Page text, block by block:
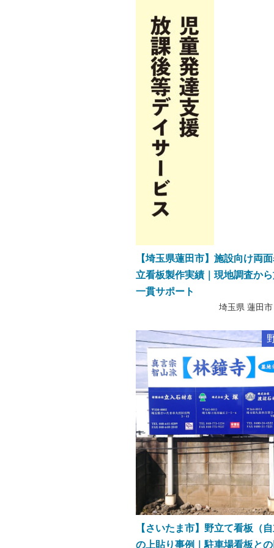
【埼玉県蓮田市】施設向け両
立看板製作実績｜現地調査か
一貫サポート
埼玉県 蓮田市
【さいたま市】野立て看板（
の上貼り事例｜駐車場看板と